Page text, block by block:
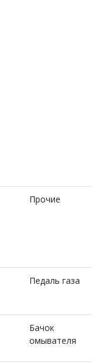
Прочие
Педаль газа
Бачок
омывателя